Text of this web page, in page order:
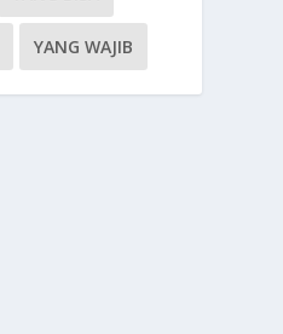
YANG WAJIB